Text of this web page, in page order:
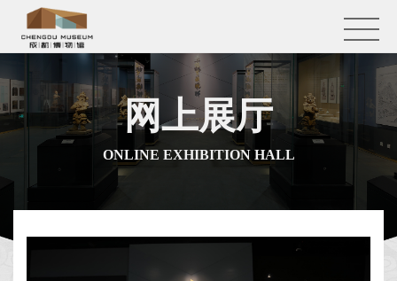
网上展厅
ONLINE EXHIBITION HALL